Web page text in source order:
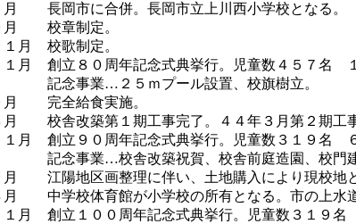
月
長岡市に合併。長岡市立上川西小学校となる。
月
校章制定。
１月
校歌制定。
１月
創立８０周年記念式典挙行。児童数４５７名
記念事業…２５ｍプール設置、校旗樹立。
月
完全給食実施。
月
校舎改築第１期工事完了。４４年３月第２期工
１月
創立９０周年記念式典挙行。児童数３１９名
記念事業…校舎改築祝賀、校舎前庭造園、校門
月
江陽地区画整理に伴い、土地購入により現校地
月
中学校体育館が小学校の所有となる。市の上水
１月
創立１００周年記念式典挙行。児童数３１９